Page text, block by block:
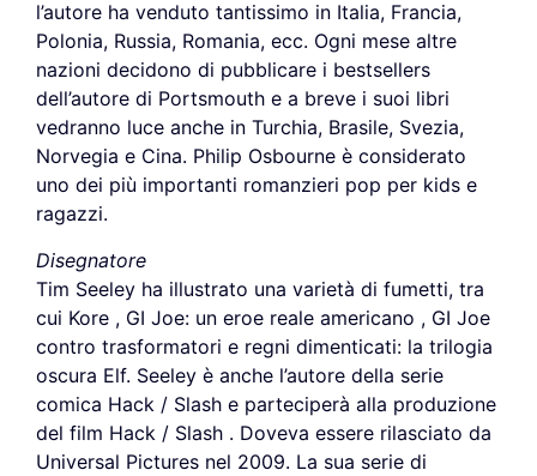
l’autore ha venduto tantissimo in Italia, Francia,
Polonia, Russia, Romania, ecc. Ogni mese altre
nazioni decidono di pubblicare i bestsellers
dell’autore di Portsmouth e a breve i suoi libri
vedranno luce anche in Turchia, Brasile, Svezia,
Norvegia e Cina. Philip Osbourne è considerato
uno dei più importanti romanzieri pop per kids e
ragazzi.
Disegnatore
Tim Seeley ha illustrato una varietà di fumetti, tra
cui Kore , GI Joe: un eroe reale americano , GI Joe
contro trasformatori e regni dimenticati: la trilogia
oscura Elf. Seeley è anche l’autore della serie
comica Hack / Slash e parteciperà alla produzione
del film Hack / Slash . Doveva essere rilasciato da
Universal Pictures nel 2009. La sua serie di